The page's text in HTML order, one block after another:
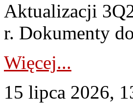
Aktualizacji
r. Dokumenty
Więcej...
15 lipca 2026,